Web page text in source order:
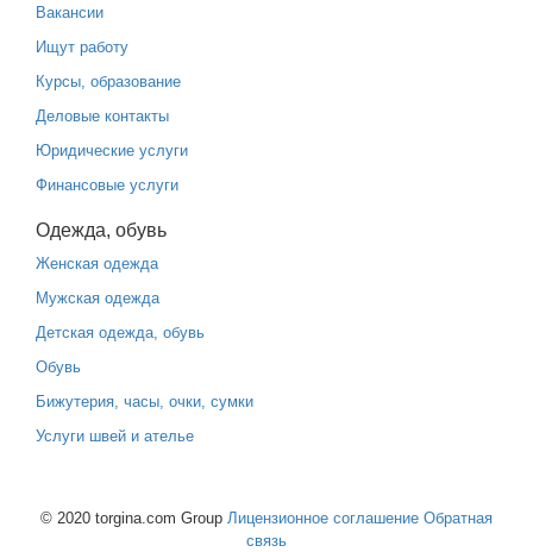
Вакансии
Ищут работу
Курсы, образование
Деловые контакты
Юридические услуги
Финансовые услуги
Одежда, обувь
Женская одежда
Мужская одежда
Детская одежда, обувь
Обувь
Бижутерия, часы, очки, сумки
Услуги швей и ателье
© 2020 torgina.com Group Лицензионное соглашение Обратная
связь